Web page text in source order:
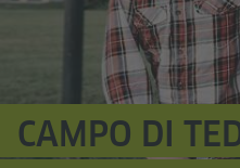
CAMPO DI